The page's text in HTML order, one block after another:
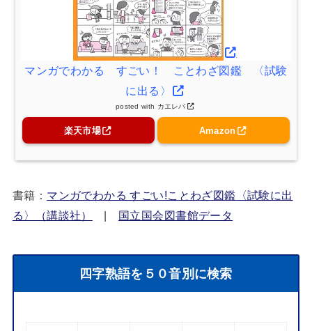
マンガでわかる すごい！ ことわざ図鑑 〈試験
に出る〉
posted with カエレバ
楽天市場 Amazon
書籍： マンガでわかる すごい!ことわざ図鑑〈試験に出
る〉（講談社）
| 国立国会図書館データ
四字熟語を５０音別に検索